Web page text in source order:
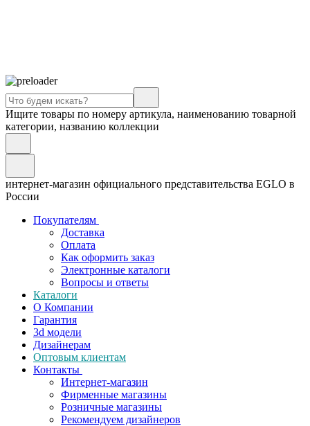
Ищите товары по номеру артикула, наименованию товарной
категории, названию коллекции
интернет-магазин официального представительства EGLO в
России
Покупателям
Доставка
Оплата
Как оформить заказ
Электронные каталоги
Вопросы и ответы
Каталоги
О Компании
Гарантия
3d модели
Дизайнерам
Оптовым клиентам
Контакты
Интернет-магазин
Фирменные магазины
Розничные магазины
Рекомендуем дизайнеров